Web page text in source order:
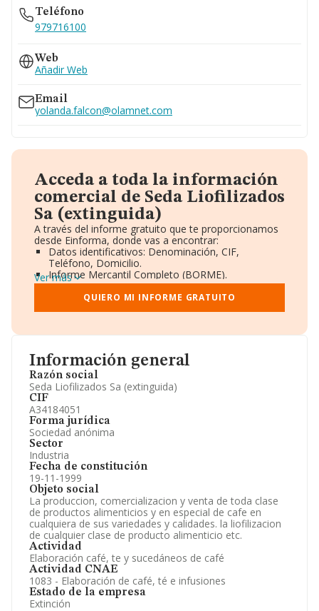
Información general
Razón social
Seda Liofilizados Sa (extinguida)
CIF
A34184051
Forma jurídica
Sociedad anónima
Sector
Industria
Fecha de constitución
19-11-1999
Objeto social
La produccion, comercializacion y venta de toda clase
de productos alimenticios y en especial de cafe en
cualquiera de sus variedades y calidades. la liofilizacion
de cualquier clase de producto alimenticio etc.
Actividad
Elaboración café, te y sucedáneos de café
Actividad CNAE
1083 - Elaboración de café, té e infusiones
Estado de la empresa
Extinción
Teléfono
979716100
Web
Añadir Web
Email
yolanda.falcon@olamnet.com
Acceda a toda la información
comercial de Seda Liofilizados
Sa (extinguida)
A través del informe gratuito que te proporcionamos
desde Einforma, donde vas a encontrar:
Datos identificativos: Denominación, CIF,
Teléfono, Domicilio.
Informe Mercantil Completo (BORME).
Gráficos de Evolución Ventas y Empleados.
Consejo de Administración y Administradores.
Directivos y Ejecutivos.
Información oficial y registral complementaria.
Ver más
QUIERO MI INFORME GRATUITO